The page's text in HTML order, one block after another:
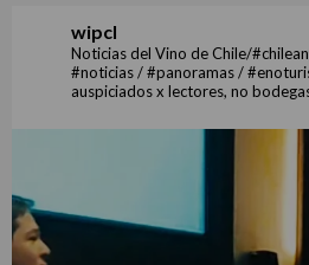
wipcl
Noticias del Vino de Chile/
#noticias / #panoramas /
auspiciados x lectores, no